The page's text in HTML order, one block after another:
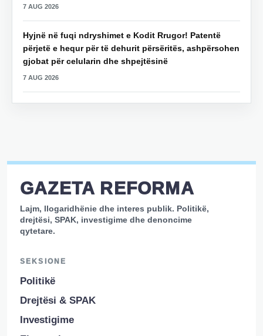
7 AUG 2026
Hyjnë në fuqi ndryshimet e Kodit Rrugor! Patentë
përjetë e hequr për të dehurit përsëritës, ashpërsohen
gjobat për celularin dhe shpejtësinë
7 AUG 2026
GAZETA REFORMA
Lajm, llogaridhënie dhe interes publik. Politikë,
drejtësi, SPAK, investigime dhe denoncime
qytetare.
SEKSIONE
Politikë
Drejtësi & SPAK
Investigime